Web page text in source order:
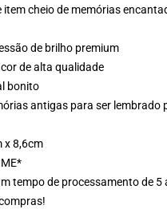
item cheio de memórias
de brilho premium
de alta qualidade
bonito
antigas para ser lembrado
x 8,6cm
tempo de processamento de